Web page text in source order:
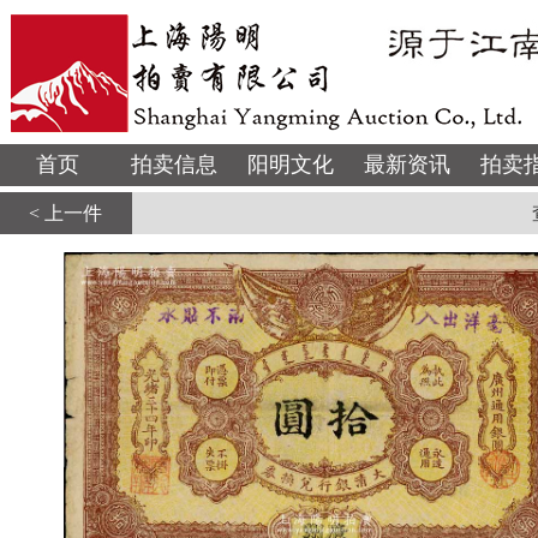
首页 拍卖信息 阳明文化 最新资讯 拍卖
< 上一件